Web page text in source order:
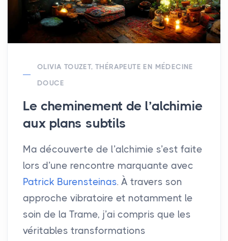
OLIVIA TOUZET, THÉRAPEUTE EN MÉDECINE
DOUCE
Le cheminement de l’alchimie
aux plans subtils
Ma découverte de l’alchimie s’est faite
lors d’une rencontre marquante avec
Patrick Burensteinas. À travers son
approche vibratoire et notamment le
soin de la Trame, j’ai compris que les
véritables transformations